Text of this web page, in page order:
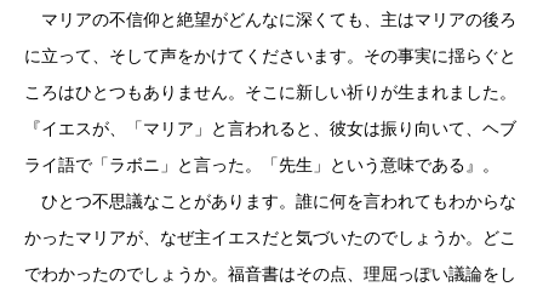
マリアの不信仰と絶望がどんなに深くても、主はマリアの後ろ
に立って、そして声をかけてくださいます。その事実に揺らぐと
ころはひとつもありません。そこに新しい祈りが生まれました。
『イエスが、「マリア」と言われると、彼女は振り向いて、ヘブ
ライ語で「ラボニ」と言った。「先生」という意味である』。
ひとつ不思議なことがあります。誰に何を言われてもわからな
かったマリアが、なぜ主イエスだと気づいたのでしょうか。どこ
でわかったのでしょうか。福音書はその点、理屈っぽい議論をし